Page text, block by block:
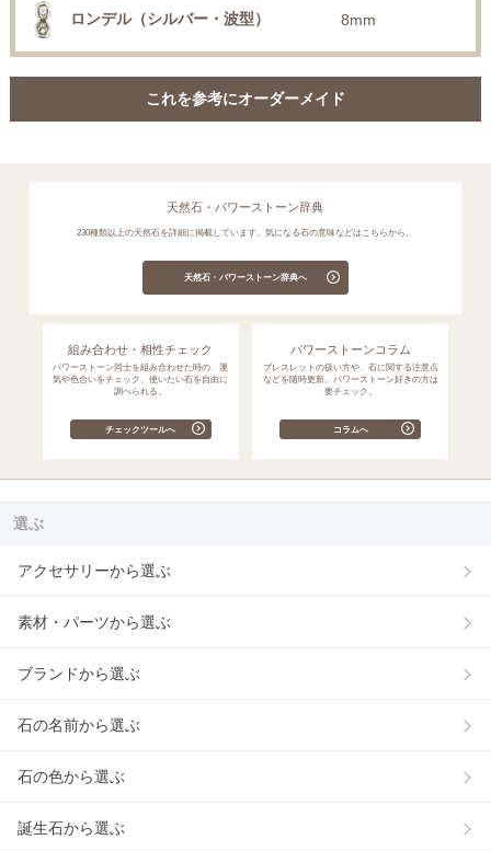
ロンデル（シルバー・波型） 8mm
これを参考にオーダーメイド
天然石・パワーストーン辞典
230種類以上の天然石を詳細に掲載しています。気になる石の意味などはこちらから。
天然石・パワーストーン辞典へ
組み合わせ・相性チェック
パワーストーン同士を組み合わせた時の、運
気や色合いをチェック。使いたい石を自由に
調べられる。
チェックツールへ
パワーストーンコラム
ブレスレットの扱い方や、石に関する注意点
などを随時更新。パワーストーン好きの方は
要チェック。
コラムへ
選ぶ
アクセサリーから選ぶ
素材・パーツから選ぶ
ブランドから選ぶ
石の名前から選ぶ
石の色から選ぶ
誕生石から選ぶ